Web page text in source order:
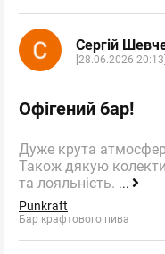
Сергій
[28.06.2026 20:13]
Офігений бар!
Дуже крута
Також дякую
та лояльність. ...
Punkraft
Бар крафтового пива